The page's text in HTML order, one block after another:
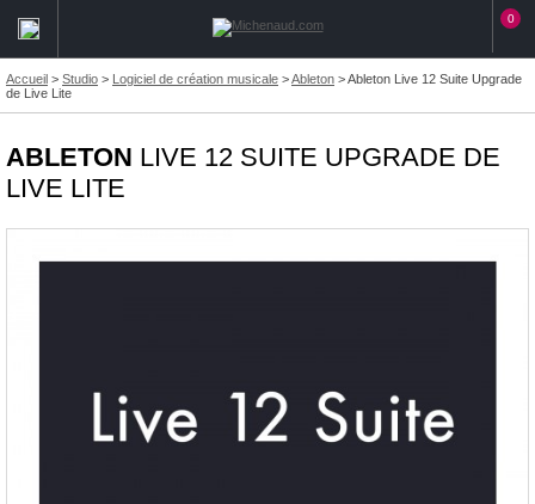
0
Accueil > Studio > Logiciel de création musicale >Ableton >Ableton Live 12 Suite Upgrade
de Live Lite
ABLETON LIVE 12 SUITE UPGRADE DE
LIVE LITE